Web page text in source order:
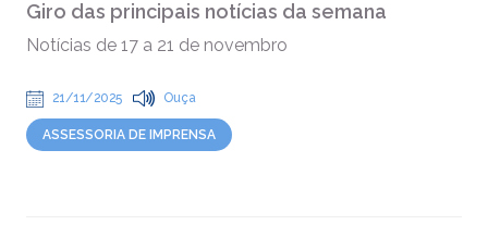
Giro das principais notícias da semana
Notícias de 17 a 21 de novembro
21/11/2025 Ouça
ASSESSORIA DE IMPRENSA